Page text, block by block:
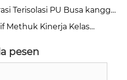
Terisolasi PU Busa kanggo
Methuk Kinerja Kelas
pesen